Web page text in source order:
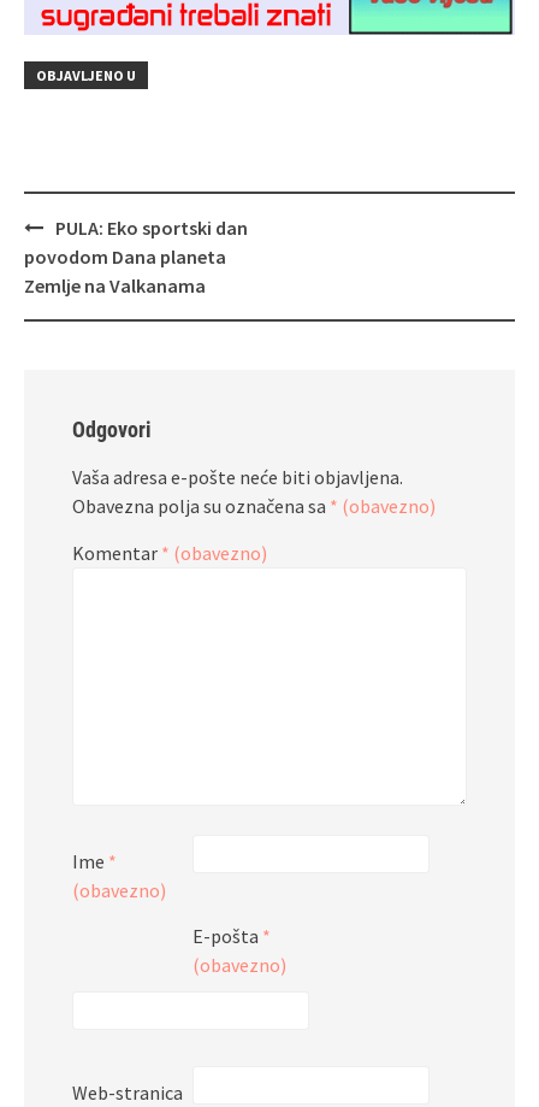
OBJAVLJENO U
Navigacija
objava
PULA: Eko sportski dan
povodom Dana planeta
Zemlje na Valkanama
Odgovori
Vaša adresa e-pošte neće biti objavljena.
Obavezna polja su označena sa * (obavezno)
Komentar * (obavezno)
Ime *
(obavezno)
E-pošta *
(obavezno)
Web-stranica